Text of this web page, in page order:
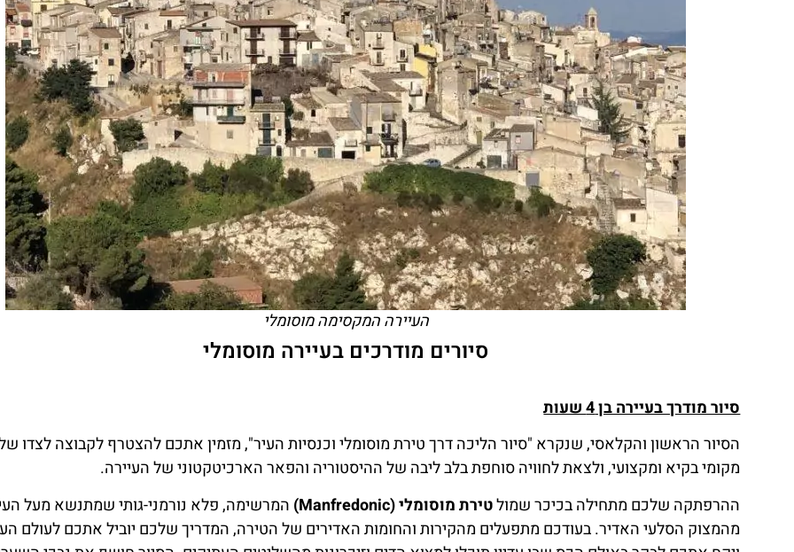
העיירה המקסימה מוסומלי
סיורים מודרכים בעיירה מוסומלי
סיור מודרך בעיירה בן 4 שעות
הסיור הראשון והקלאסי, שנקרא "סיור הליכה דרך טירת מוסומלי וכנסיות העיר", מזמין אתכם להצטרף לקבוצה לצדו
מקומי בקיא ומקצועי, ולצאת לחוויה סוחפת בלב ליבה של ההיסטוריה והפאר הארכיטקטוני של העיירה.
ההרפתקה שלכם מתחילה בכיכר שמולטירת מוסומלי (Manfredonic)
המרשימה, פלא נורמני-גותי שמתנשא מעל
מהמצוק הסלעי האדיר. בעודכם מתפעלים מהקירות והחומות האדירים של הטירה, המדריך שלכם יוביל אתכם לעולם